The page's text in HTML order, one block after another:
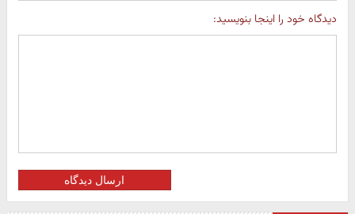
دیدگاه خود را اینجا بنویسید:
ارسال دیدگاه